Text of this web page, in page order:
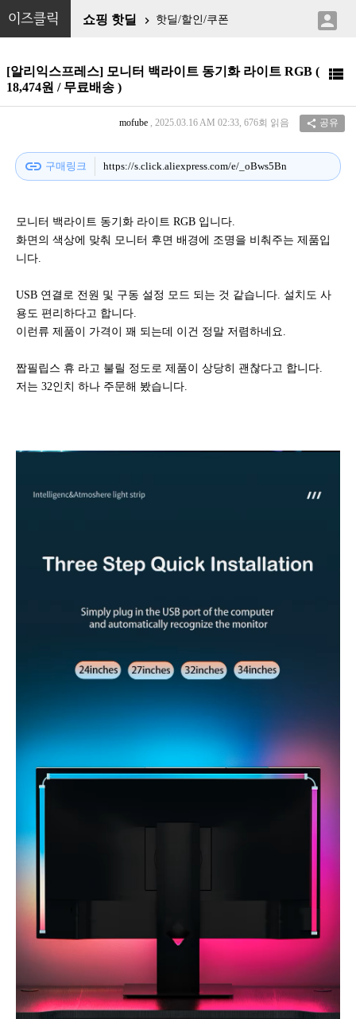
이즈클릭 쇼핑 핫딜  핫딜/할인/쿠폰 
[알리익스프레스] 모니터 백라이트 동기화 라이트 RGB (
18,474원 / 무료배송 )

mofube , 2025.03.16 AM 02:33, 676회 읽음  공유
link 구매링크 https://s.click.aliexpress.com/e/_oBws5Bn
모니터 백라이트 동기화 라이트 RGB 입니다.
화면의 색상에 맞춰 모니터 후면 배경에 조명을 비춰주는 제품입
니다.
USB 연결로 전원 및 구동 설정 모드 되는 것 같습니다. 설치도 사
용도 편리하다고 합니다.
이런류 제품이 가격이 꽤 되는데 이건 정말 저렴하네요.
짭필립스 휴 라고 불릴 정도로 제품이 상당히 괜찮다고 합니다.
저는 32인치 하나 주문해 봤습니다.